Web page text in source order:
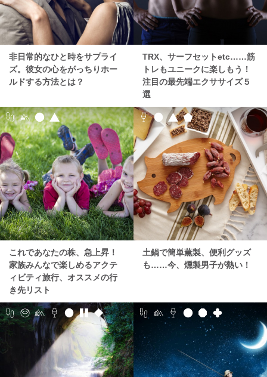
非日常的なひと時をサプライ
ズ。彼女の心をがっちりホー
ルドする方法とは？
TRX、サーフセットetc……筋
トレもユニークに楽しもう！
注目の最先端エクササイズ５
選
これであなたの株、急上昇！
家族みんなで楽しめるアクテ
ィビティ旅行、オススメの行
き先リスト
土鍋で簡単薫製、便利グッズ
も……今、燻製男子が熱い！